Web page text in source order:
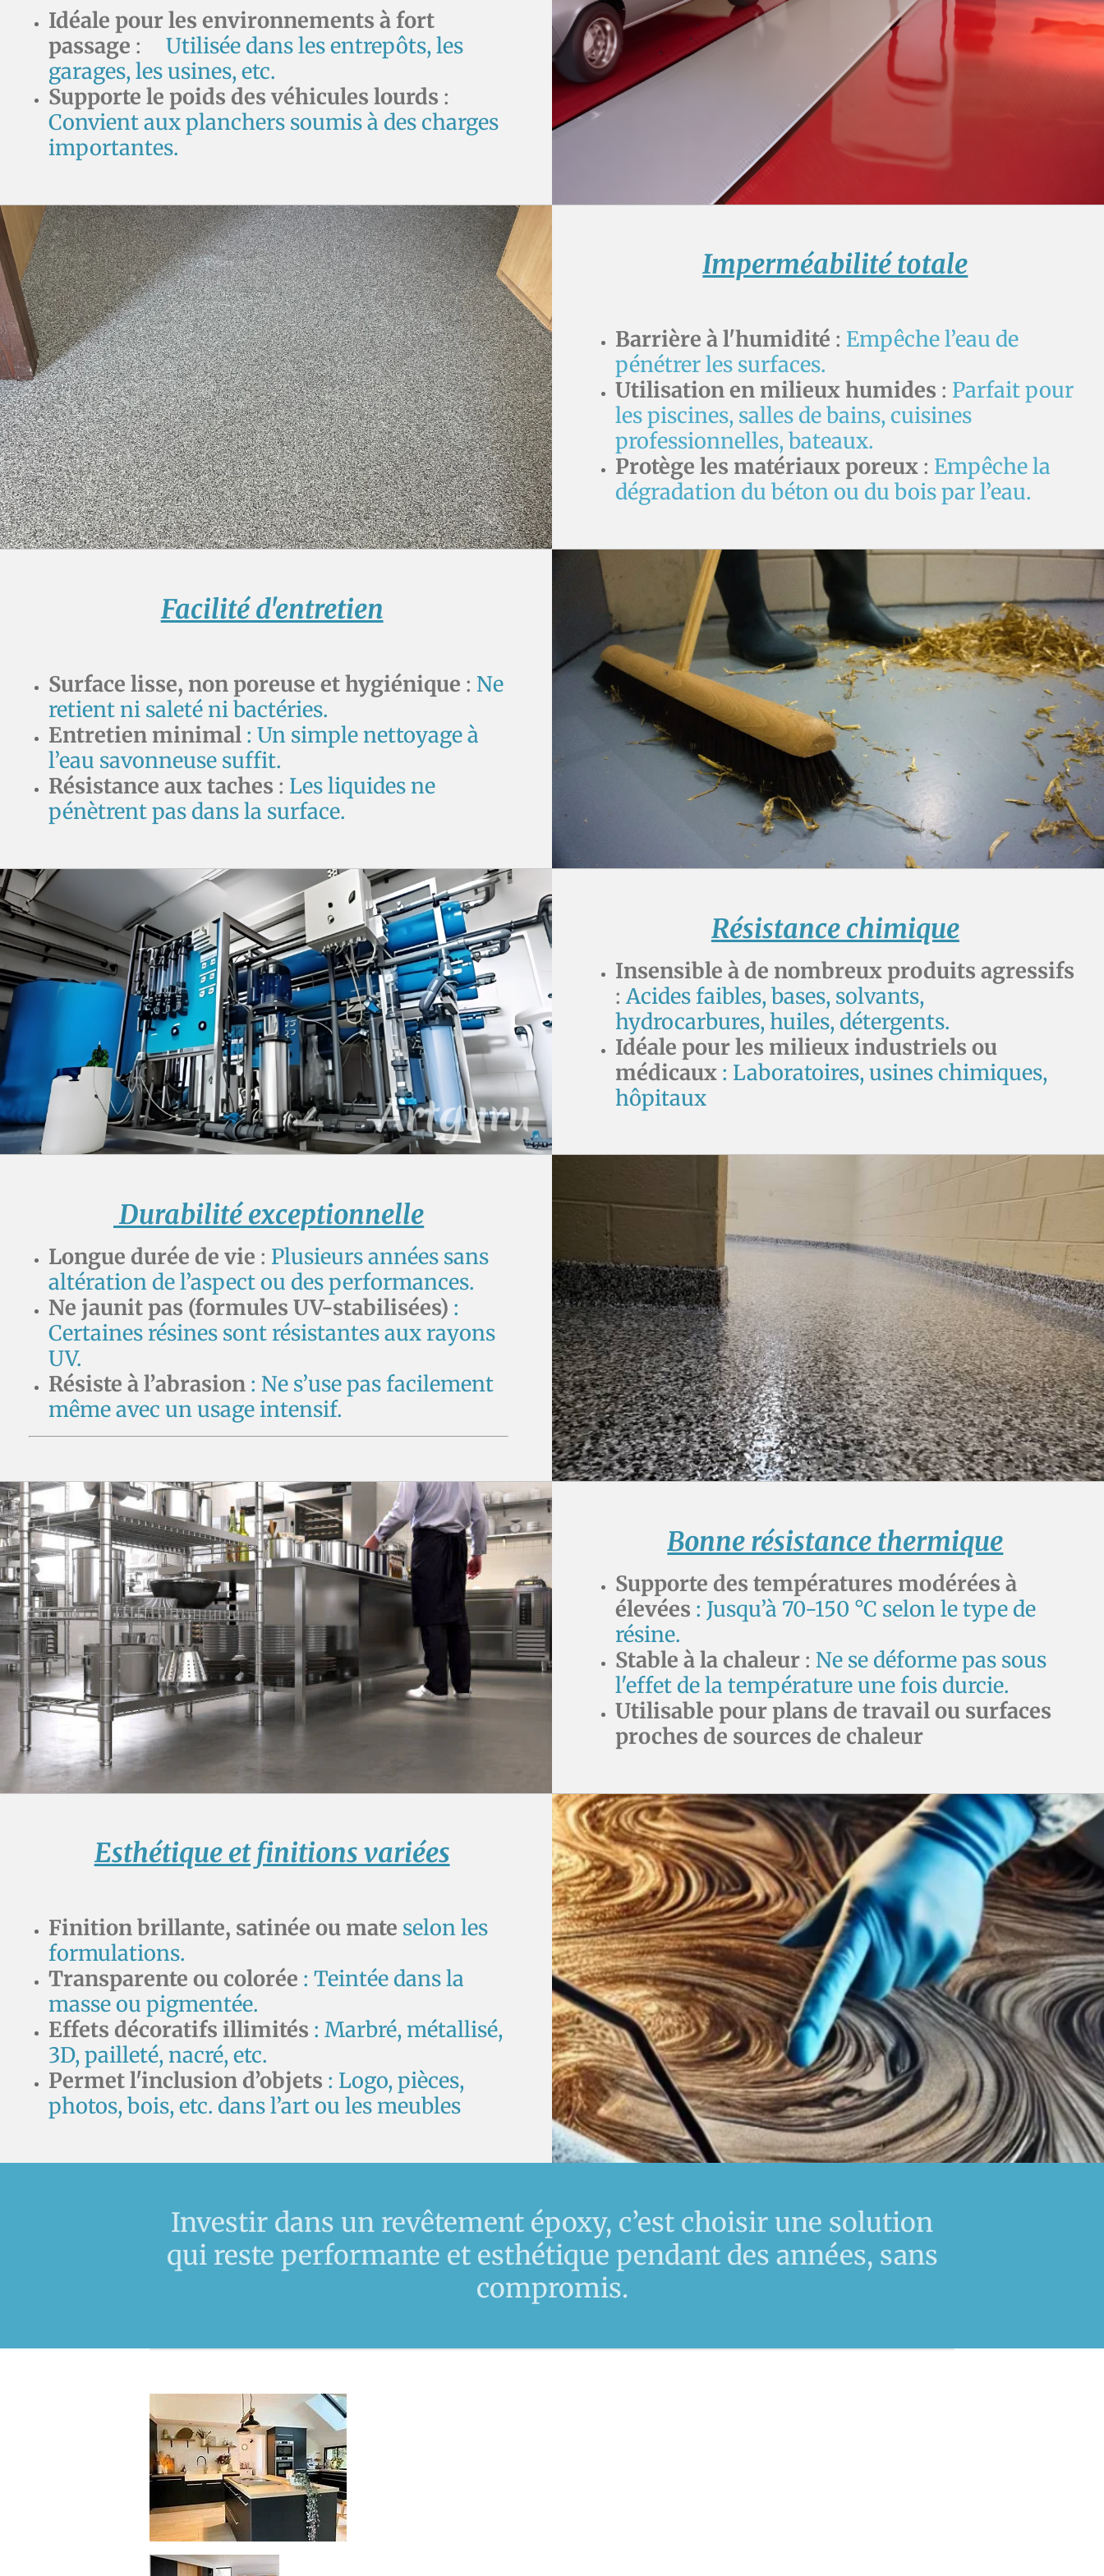
Idéale pour les environnements à fort
passage : Utilisée dans les entrepôts, les
garages, les usines, etc.
Supporte le poids des véhicules lourds :
Convient aux planchers soumis à des charges
importantes.
Imperméabilité totale
Barrière à l'humidité : Empêche l’eau de
pénétrer les surfaces.
Utilisation en milieux humides : Parfait pour
les piscines, salles de bains, cuisines
professionnelles, bateaux.
Protège les matériaux poreux: Empêche la
dégradation du béton ou du bois par l’eau.
Facilité d'entretien
Surface lisse, non poreuse et hygiénique : Ne
retient ni saleté ni bactéries.
Entretien minimal : Un simple nettoyage à
l’eau savonneuse suffit.
Résistance aux taches : Les liquides ne
pénètrent pas dans la surface.
Résistance chimique
Insensible à de nombreux produits agressifs
: Acides faibles, bases, solvants,
hydrocarbures, huiles, détergents.
Idéale pour les milieux industriels ou
médicaux : Laboratoires, usines chimiques,
hôpitaux
Durabilité exceptionnelle
Longue durée de vie : Plusieurs années sans
altération de l’aspect ou des performances.
Ne jaunit pas (formules UV-stabilisées) :
Certaines résines sont résistantes aux rayons
UV.
Résiste à l’abrasion : Ne s’use pas facilement
même avec un usage intensif.
Bonne résistance thermique
Supporte des températures modérées à
élevées : Jusqu’à 70-150 °C selon le type de
résine.
Stable à la chaleur: Ne se déforme pas sous
l'effet de la température une fois durcie.
Utilisable pour plans de travail ou surfaces
proches de sources de chaleur
Esthétique et finitions variées
Finition brillante, satinée ou mate selon les
formulations.
Transparente ou colorée : Teintée dans la
masse ou pigmentée.
Effets décoratifs illimités : Marbré, métallisé,
3D, pailleté, nacré, etc.
Permet l'inclusion d’objets : Logo, pièces,
photos, bois, etc. dans l’art ou les meubles
Investir dans un revêtement époxy, c’est choisir une solution
qui reste performante et esthétique pendant des années, sans
compromis.